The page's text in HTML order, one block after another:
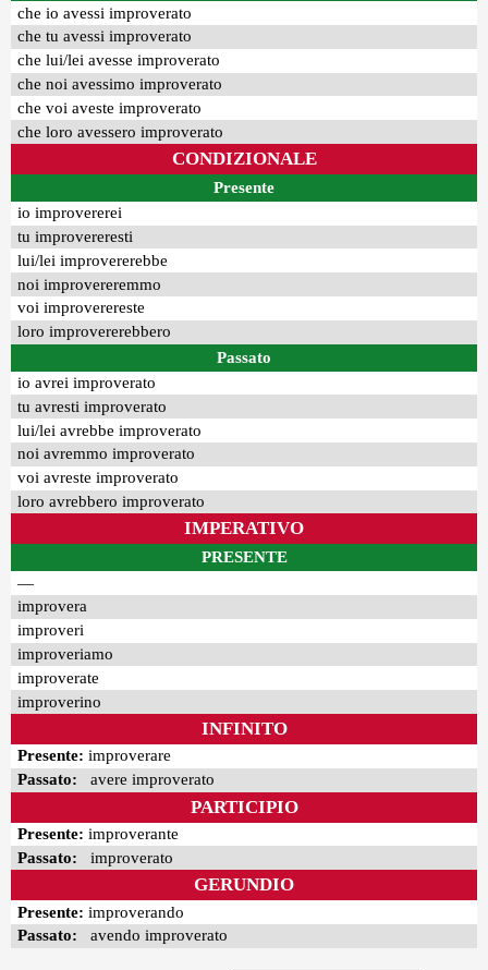
che io avessi improverato
che tu avessi improverato
che lui/lei avesse improverato
che noi avessimo improverato
che voi aveste improverato
che loro avessero improverato
CONDIZIONALE
Presente
io improvererei
tu improvereresti
lui/lei improvererebbe
noi improvereremmo
voi improverereste
loro improvererebbero
Passato
io avrei improverato
tu avresti improverato
lui/lei avrebbe improverato
noi avremmo improverato
voi avreste improverato
loro avrebbero improverato
IMPERATIVO
PRESENTE
—
improvera
improveri
improveriamo
improverate
improverino
INFINITO
Presente: improverare
Passato: avere improverato
PARTICIPIO
Presente: improverante
Passato: improverato
GERUNDIO
Presente: improverando
Passato: avendo improverato